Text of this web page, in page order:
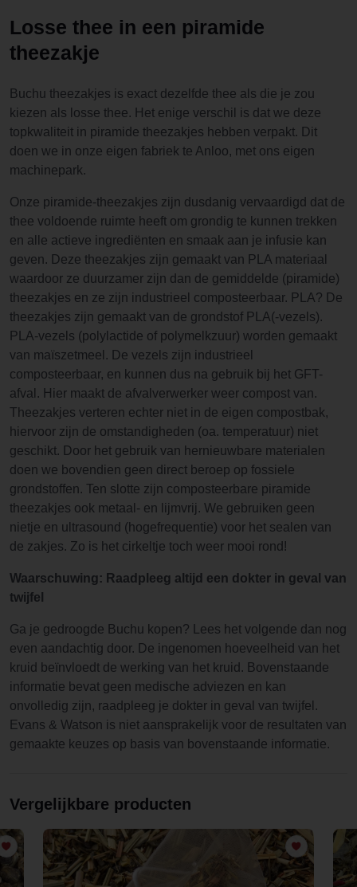
Losse thee in een piramide
theezakje
Buchu theezakjes is exact dezelfde thee als die je zou
kiezen als losse thee. Het enige verschil is dat we deze
topkwaliteit in piramide theezakjes hebben verpakt. Dit
doen we in onze eigen fabriek te Anloo, met ons eigen
machinepark.
Onze piramide-theezakjes zijn dusdanig vervaardigd dat de
thee voldoende ruimte heeft om grondig te kunnen trekken
en alle actieve ingrediënten en smaak aan je infusie kan
geven. Deze theezakjes zijn gemaakt van PLA materiaal
waardoor ze duurzamer zijn dan de gemiddelde (piramide)
theezakjes en ze zijn industrieel composteerbaar. PLA? De
theezakjes zijn gemaakt van de grondstof PLA(-vezels).
PLA-vezels (polylactide of polymelkzuur) worden gemaakt
van maïszetmeel. De vezels zijn industrieel
composteerbaar, en kunnen dus na gebruik bij het GFT-
afval. Hier maakt de afvalverwerker weer compost van.
Theezakjes verteren echter niet in de eigen compostbak,
hiervoor zijn de omstandigheden (oa. temperatuur) niet
geschikt. Door het gebruik van hernieuwbare materialen
doen we bovendien geen direct beroep op fossiele
grondstoffen. Ten slotte zijn composteerbare piramide
theezakjes ook metaal- en lijmvrij. We gebruiken geen
nietje en ultrasound (hogefrequentie) voor het sealen van
de zakjes. Zo is het cirkeltje toch weer mooi rond!
Waarschuwing: Raadpleeg altijd een dokter in geval van
twijfel
Ga je gedroogde Buchu kopen? Lees het volgende dan nog
even aandachtig door. De ingenomen hoeveelheid van het
kruid beïnvloedt de werking van het kruid. Bovenstaande
informatie bevat geen medische adviezen en kan
onvolledig zijn, raadpleeg je dokter in geval van twijfel.
Evans & Watson is niet aansprakelijk voor de resultaten van
gemaakte keuzes op basis van bovenstaande informatie.
Vergelijkbare producten